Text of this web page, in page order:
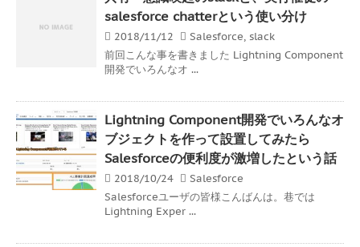
salesforce chatterという使い分け
2018/11/12 Salesforce, slack
前回こんな事を書きました Lightning Component
開発でいろんなオ ...
Lightning Component開発でいろんなオ
ブジェクトを作って設置してみたら
Salesforceの便利度が激増したという話
2018/10/24
Salesforce
Salesforceユーザの皆様こんばんは。巷では
Lightning Exper ...